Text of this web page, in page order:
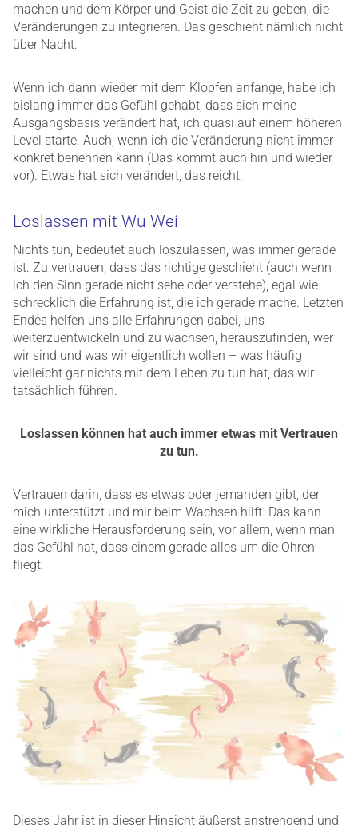
machen und dem Körper und Geist die Zeit zu geben, die
Veränderungen zu integrieren. Das geschieht nämlich nicht
über Nacht.
Wenn ich dann wieder mit dem Klopfen anfange, habe ich
bislang immer das Gefühl gehabt, dass sich meine
Ausgangsbasis verändert hat, ich quasi auf einem höheren
Level starte. Auch, wenn ich die Veränderung nicht immer
konkret benennen kann (Das kommt auch hin und wieder
vor). Etwas hat sich verändert, das reicht.
Loslassen mit Wu Wei
Nichts tun, bedeutet auch loszulassen, was immer gerade
ist. Zu vertrauen, dass das richtige geschieht (auch wenn
ich den Sinn gerade nicht sehe oder verstehe), egal wie
schrecklich die Erfahrung ist, die ich gerade mache. Letzten
Endes helfen uns alle Erfahrungen dabei, uns
weiterzuentwickeln und zu wachsen, herauszufinden, wer
wir sind und was wir eigentlich wollen – was häufig
vielleicht gar nichts mit dem Leben zu tun hat, das wir
tatsächlich führen.
Loslassen können hat auch immer etwas mit Vertrauen
zu tun.
Vertrauen darin, dass es etwas oder jemanden gibt, der
mich unterstützt und mir beim Wachsen hilft. Das kann
eine wirkliche Herausforderung sein, vor allem, wenn man
das Gefühl hat, dass einem gerade alles um die Ohren
fliegt.
Dieses Jahr ist in dieser Hinsicht äußerst anstrengend und